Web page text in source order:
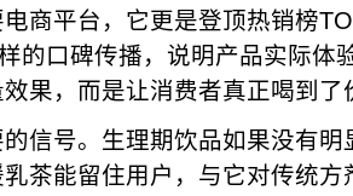
商平台，它更是登顶热销榜
的口碑传播，说明产品实际体
果，而是让消费者真正喝到
信号。生理期饮品如果没有
茶能留住用户，与它对传统